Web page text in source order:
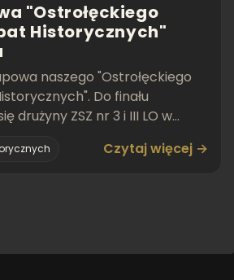
"Ostrołęckiego
Historycznych"
naszego "Ostrołęckiego
Do finału
drużyny ZSZ nr 3 i III LO w
Czytaj więcej →